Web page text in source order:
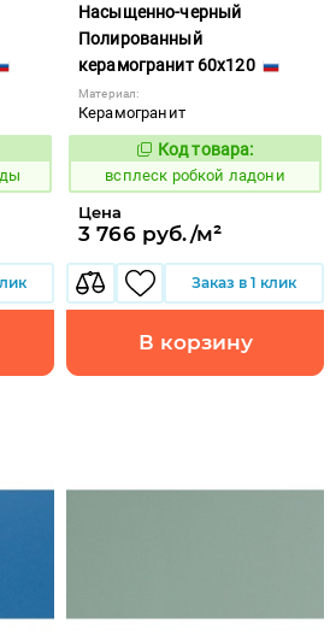
Насыщенно-черный
Полированный
керамогранит 60x120
Материал:
Керамогранит
244167
Код товара:
всплеск робкой ладони
Цена
3 766 руб./м²
Заказ в 1 клик
В корзину